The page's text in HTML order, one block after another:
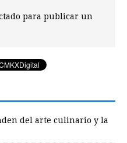
para publicar un
del arte culinario y la